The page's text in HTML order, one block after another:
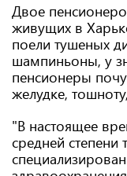
Двое
живущих в
поели тушеных
шампиньоны, у
пенсионеры
желудке,
"В настоящее
средней степени